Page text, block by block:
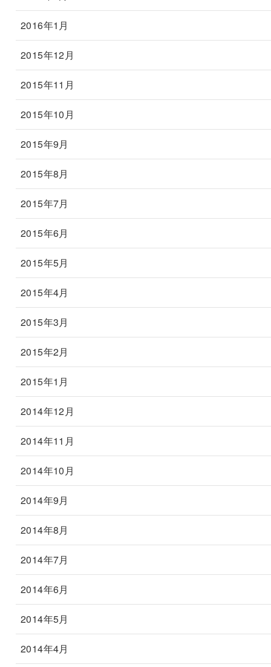
2016年1月
2015年12月
2015年11月
2015年10月
2015年9月
2015年8月
2015年7月
2015年6月
2015年5月
2015年4月
2015年3月
2015年2月
2015年1月
2014年12月
2014年11月
2014年10月
2014年9月
2014年8月
2014年7月
2014年6月
2014年5月
2014年4月